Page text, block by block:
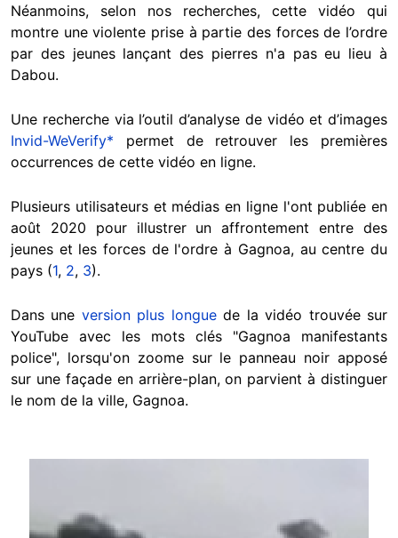
Néanmoins, selon nos recherches, cette vidéo qui
montre une violente prise à partie des forces de l’ordre
par des jeunes lançant des pierres n'a pas eu lieu à
Dabou.
Une recherche via l’outil d’analyse de vidéo et d’images
Invid-WeVerify* permet de retrouver les premières
occurrences de cette vidéo en ligne.
Plusieurs utilisateurs et médias en ligne l'ont publiée en
août 2020 pour illustrer un affrontement entre des
jeunes et les forces de l'ordre à Gagnoa, au centre du
pays (1, 2, 3).
Dans une version plus longuede la vidéo trouvée sur
YouTube avec les mots clés "Gagnoa manifestants
police", lorsqu'on zoome sur le panneau noir apposé
sur une façade en arrière-plan, on parvient à distinguer
le nom de la ville, Gagnoa.